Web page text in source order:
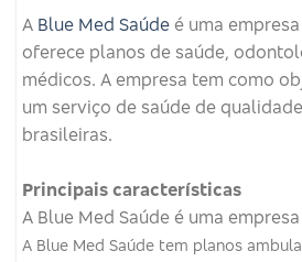
A Blue Med Saúde é uma
oferece planos de saúde,
médicos. A empresa tem como
um serviço de saúde de
brasileiras.
Principais características
A Blue Med Saúde é uma
A Blue Med Saúde tem planos